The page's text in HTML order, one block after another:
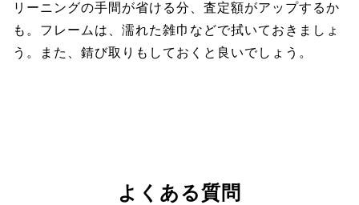
リーニングの手間が省ける分、査定額がアップするか
も。フレームは、濡れた雑巾などで拭いておきましょ
う。また、錆び取りもしておくと良いでしょう。
よくある質問